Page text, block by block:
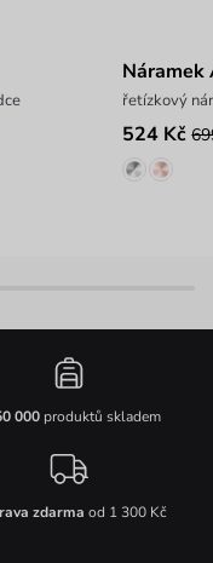
Náramek
řetízkový
524 Kč
000produktů skladem
zdarma od 1 300 Kč